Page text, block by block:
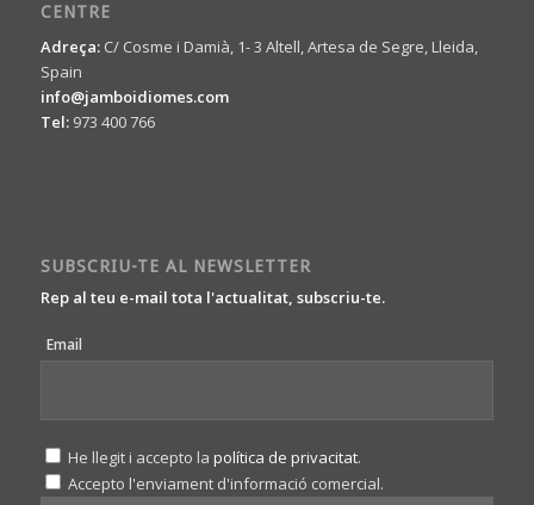
CENTRE
Adreça: C/ Cosme i Damià, 1- 3 Altell, Artesa de Segre, Lleida,
Spain
info@jamboidiomes.com
Tel: 973 400 766
SUBSCRIU-TE AL NEWSLETTER
Rep al teu e-mail tota l'actualitat, subscriu-te.
Email
He llegit i accepto la política de privacitat.
Accepto l'enviament d'informació comercial.